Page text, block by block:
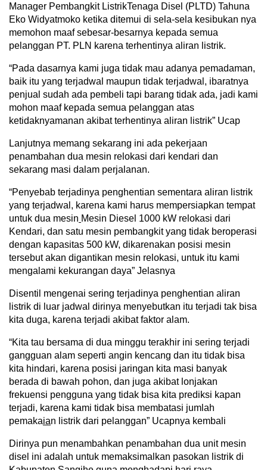
Manager Pembangkit ListrikTenaga Disel (PLTD) Tahuna
Eko Widyatmoko ketika ditemui di sela-sela kesibukan nya
memohon maaf sebesar-besarnya kepada semua
pelanggan PT. PLN karena terhentinya aliran listrik.
“Pada dasarnya kami juga tidak mau adanya pemadaman,
baik itu yang terjadwal maupun tidak terjadwal, ibaratnya
penjual sudah ada pembeli tapi barang tidak ada, jadi kami
mohon maaf kepada semua pelanggan atas
ketidaknyamanan akibat terhentinya aliran listrik” Ucap
Lanjutnya memang sekarang ini ada pekerjaan
penambahan dua mesin relokasi dari kendari dan
sekarang masi dalam perjalanan.
“Penyebab terjadinya penghentian sementara aliran listrik
yang terjadwal, karena kami harus mempersiapkan tempat
untuk dua mesin Mesin Diesel 1000 kW relokasi dari
Kendari, dan satu mesin pembangkit yang tidak beroperasi
dengan kapasitas 500 kW, dikarenakan posisi mesin
tersebut akan digantikan mesin relokasi, untuk itu kami
mengalami kekurangan daya” Jelasnya
Disentil mengenai sering terjadinya penghentian aliran
listrik di luar jadwal dirinya menyebutkan itu terjadi tak bisa
kita duga, karena terjadi akibat faktor alam.
“Kita tau bersama di dua minggu terakhir ini sering terjadi
gangguan alam seperti angin kencang dan itu tidak bisa
kita hindari, karena posisi jaringan kita masi banyak
berada di bawah pohon, dan juga akibat lonjakan
frekuensi pengguna yang tidak bisa kita prediksi kapan
terjadi, karena kami tidak bisa membatasi jumlah
pemakaian listrik dari pelanggan” Ucapnya kembali
Dirinya pun menambahkan penambahan dua unit mesin
disel ini adalah untuk memaksimalkan pasokan listrik di